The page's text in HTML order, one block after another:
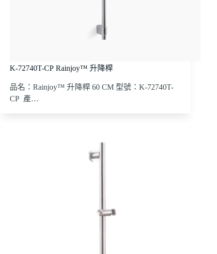
K-72740T-CP Rainjoy™ 升降桿
品名：Rainjoy™ 升降桿 60 CM 型號：K-72740T-
CP 產…